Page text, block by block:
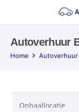
Autoverhuur
Home Autoverhuur
Ophaallocatie